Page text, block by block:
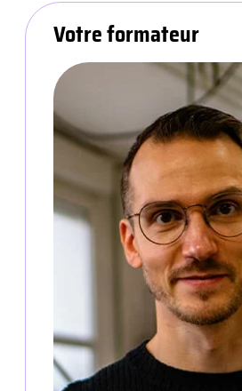
Votre formateur